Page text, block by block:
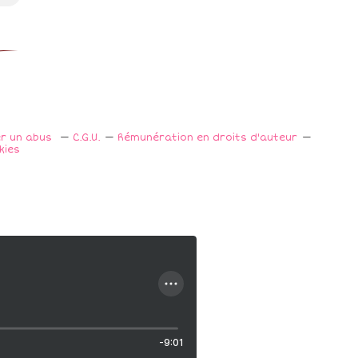
un abus C.G.U.
Rémunération en droits d'auteur
-9:01